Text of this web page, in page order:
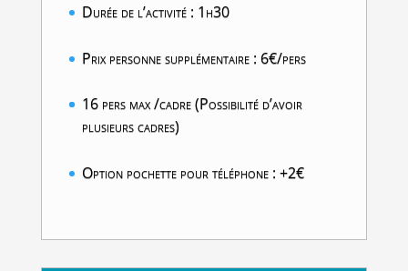
Durée de l’activité : 1h30
Prix personne supplémentaire : 6€/pers
16 pers max /cadre (Possibilité d’avoir
plusieurs cadres)
Option pochette pour téléphone : +2€